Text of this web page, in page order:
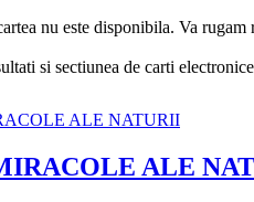
nu este disponibila. Va
si sectiunea de carti
ALE